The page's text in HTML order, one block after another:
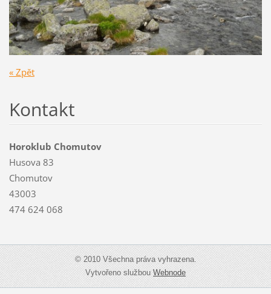
« Zpět
Kontakt
Horoklub Chomutov
Husova 83
Chomutov
43003
474 624 068
© 2010 Všechna práva vyhrazena.
Vytvořeno službouWebnode